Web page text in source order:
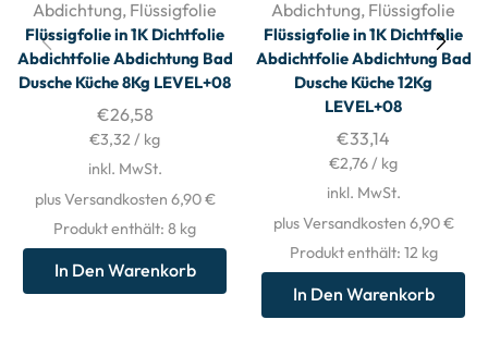
Abdichtung, Flüssigfolie
Flüssigfolie in 1K Dichtfolie
Abdichtfolie Abdichtung Bad
Dusche Küche 8Kg LEVEL+08
€26,58
€3,32 / kg
inkl. MwSt.
plus Versandkosten 6,90 €
Produkt enthält: 8 kg
In Den Warenkorb
Abdichtung, Flüssigfolie
Flüssigfolie in 1K Dichtfolie
Abdichtfolie Abdichtung Bad
Dusche Küche 12Kg
LEVEL+08
€33,14
€2,76/ kg
inkl. MwSt.
plus Versandkosten 6,90 €
Produkt enthält: 12 kg
In Den Warenkorb